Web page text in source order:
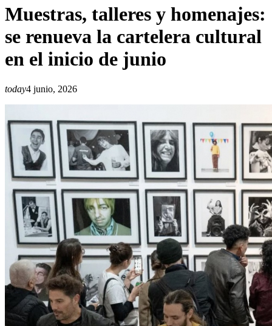
Muestras, talleres y homenajes:
se renueva la cartelera cultural
en el inicio de junio
today4 junio, 2026